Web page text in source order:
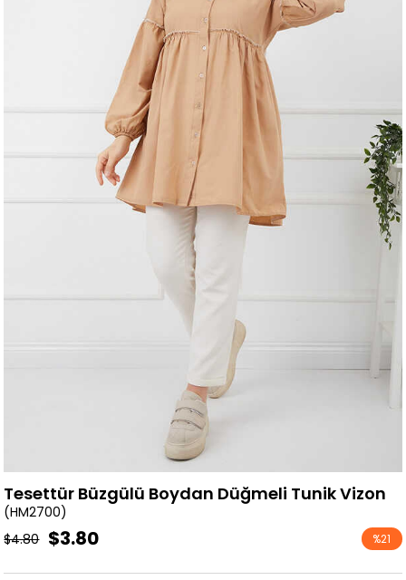
Tesettür Büzgülü Boydan Düğmeli Tunik Vizon
(HM2700)
%21
$4.80 $3.80